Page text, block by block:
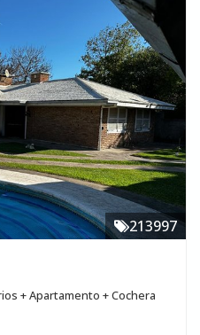
213997
+ Apartamento + Cochera